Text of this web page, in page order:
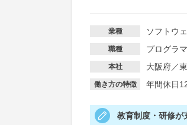
業種 ソフトウ
職種 プログラマ
本社 大阪府／
働き方の特徴 年間休日
教育制度・研修が